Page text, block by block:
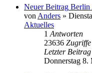
Neuer Beitrag Berlin
vonAnders »
Aktuelles
1Antworten
23636 Zugriffe
Letzter Beitrag
Donnerstag 8.